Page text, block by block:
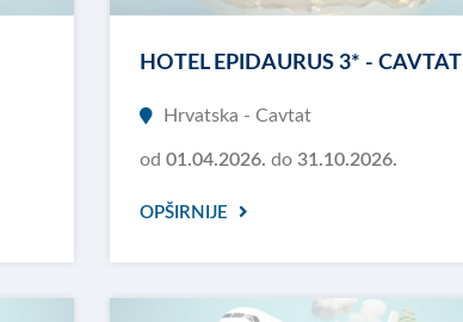
HOTEL EPIDAURUS 3* - CAVTAT
Hrvatska - Cavtat
od 01.04.2026. do 31.10.2026.
OPŠIRNIJE